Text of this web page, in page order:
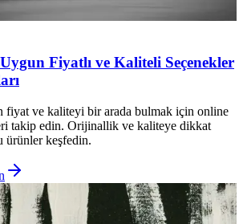
Fiyatlı ve Kaliteli Seçenekler
fiyat ve kaliteyi bir arada bulmak için online
takip edin. Orijinallik ve kaliteye dikkat
ürünler keşfedin.